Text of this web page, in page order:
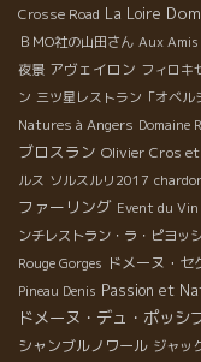
Crosse Road La Loire
ＢＭО社の山田さん Aux Amis
夜景 アヴェイロン フィロキ
ン 三ツ星レストラン「オベル
Natures à Angers Domaine
ブロスラン Olivier Cros
ルス ソルスルリ2017
ファーリング Event du
ンチレストラン・ラ・ピヨッ
Rouge Gorges ドメーヌ・セ
Pineau Denis Passion et
ドメーヌ・デュ・ポッシ
シャンブルノワール ジャッ